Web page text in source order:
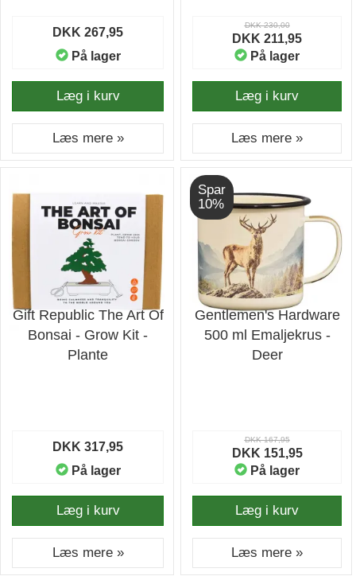
DKK 267,95
På lager
Læg i kurv
Læs mere »
DKK 230,00
DKK 211,95
På lager
Læg i kurv
Læs mere »
Gift Republic The Art Of
Bonsai - Grow Kit -
Plante
DKK 317,95
På lager
Læg i kurv
Læs mere »
Spar
10%
Gentlemen's Hardware
500 ml Emaljekrus -
Deer
DKK 167,95
DKK 151,95
På lager
Læg i kurv
Læs mere »